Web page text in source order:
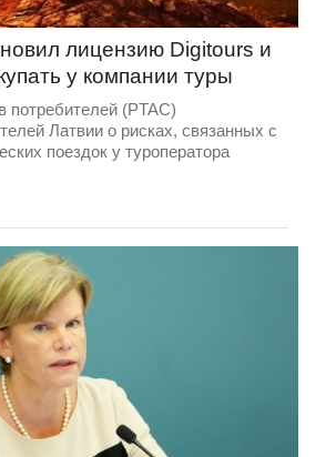
лицензию Digitours и
у компании туры
потребителей (PTAC)
Латвии о рисках, связанных с
поездок у туроператора